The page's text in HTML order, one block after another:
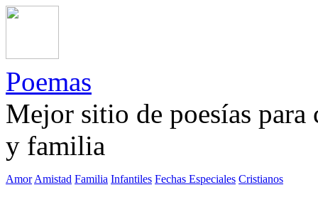
Poemas
Mejor sitio de poesías
y familia
Amor Amistad Familia Infantiles Fechas Especiales Cristianos